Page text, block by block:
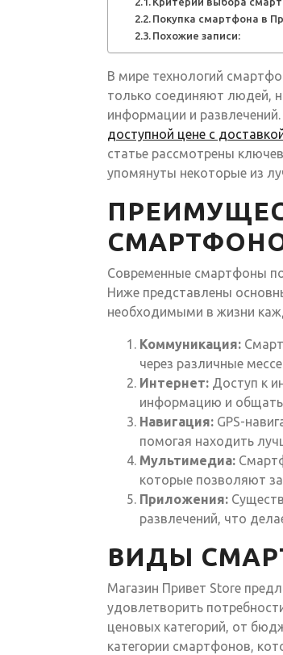
Покупка смартфона в
Похожие записи:
В мире технологий
только соединяют людей,
информации и
доступной цене с
статье рассмотрены
упомянуты некоторые из
Современные смартфоны
Ниже представлены
необходимыми в жизни
Коммуникация:
через различные
Интернет: Доступ к
информацию и
Навигация: GPS-
помогая находить
Мультимедиа:
которые позволяют
Приложения:
развлечений, что
ВИДЫ
Магазин Привет Store
удовлетворить
ценовых категорий, от
категории смартфонов,